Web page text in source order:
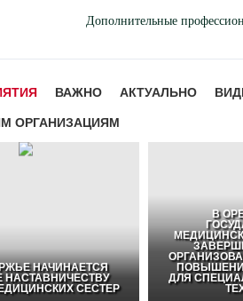
Дополнительные
ВАЖНО АКТУАЛЬНО
ОРГАНИЗАЦИЯМ
НАЧИНАЕТСЯ
НАСТАВНИЧЕСТВУ
СЕСТЕР
В
ДЛЯ